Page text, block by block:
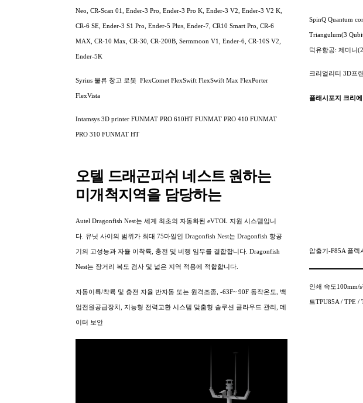
Neo, CR-Scan 01, Ender-3 Pro, Ender-3 Pro K, Ender-3 V2, Ender-3 V2 K,
CR-6 SE, Ender-3 S1 Pro, Ender-5 Plus, Ender-7, CR10 Smart Pro, CR-6
MAX, CR-10 Max, CR-30, CR-200B, Sermmoon V1, Ender-6, CR-10S V2,
Ender-5K
Syrius 물류 창고 로봇 FlexComet FlexSwift FlexSwift Max FlexPorter
FlexVista
Intamsys 3D printer FUNMAT PRO 610HT FUNMAT PRO 410 FUNMAT
PRO 310 FUNMAT HT
오텔 드래곤피쉬 네스트 원하는
미개척지역을 담당하는
Autel Dragonfish Nest는 세계 최초의 자동화된 eVTOL 지원 시스템입니
다. 유닛 사이의 범위가 최대 75마일인 Dragonfish Nest는 Dragonfish 항공
기의 고성능과 자율 이착륙, 충전 및 비행 임무를 결합합니다. Dragonfish
Nest는 장거리 복도 검사 및 넓은 지역 적용에 적합합니다.
자동이륙/착륙 및 충전 자율 반자동 또는 원격조종, -63F~ 90F 동작온도, 백
업전원공급장치, 지능형 전력교환 시스템 맞춤형 솔루션 클라우드 관리, 데
이터 보안
SpinQ Quantum
Triangulum(3
덕유항공: 제미니
크리얼리티 3D프
플래시포지 크리
압출기-F85A 플렉
인쇄 속도100mm/
트TPU85A / TPE /